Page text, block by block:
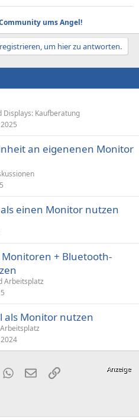
ums Angel!
um hier zu antworten.
Displays: Kaufberatung
an eigenenen Monitor
als einen Monitor nutzen
Monitoren + Bluetooth-
Arbeitsplatz
als Monitor nutzen
WhatsApp
E-MailLink